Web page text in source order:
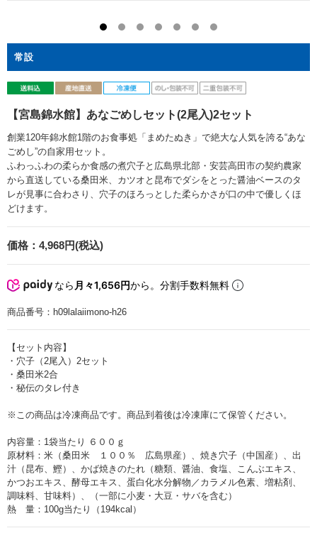
常設
【宮島錦水館】あなごめしセット(2尾入)2セット
創業120年錦水館1階のお食事処「まめたぬき」で絶大な人気を誇る“あな
ごめし”の自家用セット。
ふわっふわの柔らか食感の煮穴子と広島県北部・安芸高田市の契約農家
から直送している桑田米、カツオと昆布でダシをとった醤油ベースのタ
レが見事に合わさり、穴子のほろっとした柔らかさが口の中で優しくほ
どけます。
価格： 4,968円(税込)
なら 月々1,656円から。分割手数料無料
商品番号： h09lalaiimono-h26
【セット内容】
・穴子（2尾入）2セット
・桑田米2合
・秘伝のタレ付き
※この商品は冷凍商品です。商品到着後は冷凍庫にて保管ください。
内容量：1袋当たり ６００ｇ
原材料：米（桑田米 １００％ 広島県産）、焼き穴子（中国産）、出
汁（昆布、鰹）、かば焼きのたれ（糖類、醤油、食塩、こんぶエキス、
かつおエキス、酵母エキス、蛋白化水分解物／カラメル色素、増粘剤、
調味料、甘味料）、（一部に小麦・大豆・サバを含む）
熱 量：100g当たり（194kcal）